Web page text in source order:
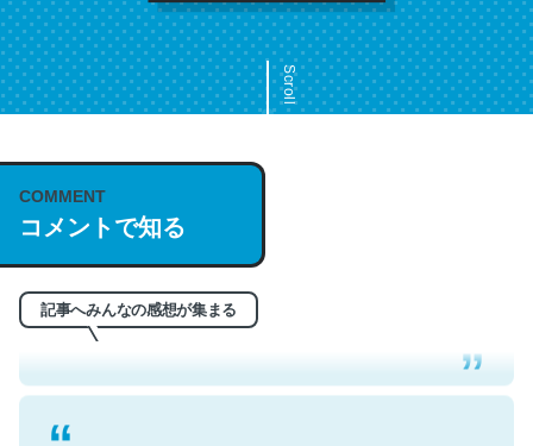
Scroll
COMMENT
コメントで知る
記事へみんなの感想が集まる
これは名文。彼はとてもクレバーなんだろうなと凄く思
う。英語少しでも読める人は原文もお勧め。自分はこの流
れ好き。Let’s Fucking Go. Then Covid hit. Shit.
─今のこの状況が信じられるかい？ by ラーズ・ヌートバー